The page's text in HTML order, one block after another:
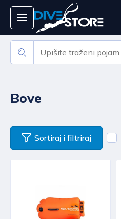
Bove
Sortiraj i filtriraj